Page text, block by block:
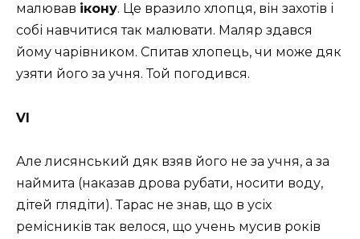
малював ікону. Це вразило хлопця, він захотів і
собі навчитися так малювати. Маляр здався
йому чарівником. Спитав хлопець, чи може дяк
узяти його за учня. Той погодився.
VІ
Але лисянський дяк взяв його не за учня, а за
наймита (наказав дрова рубати, носити воду,
дітей глядіти). Тарас не знав, що в усіх
ремісників так велося, що учень мусив років